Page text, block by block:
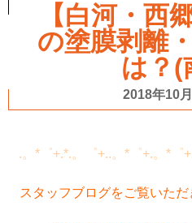
【白河・西
の塗膜剥離
は？(
2018年10
.。*゜+.*.。゜+..。*゜+.。*゜
スタッフブログをご覧いただ